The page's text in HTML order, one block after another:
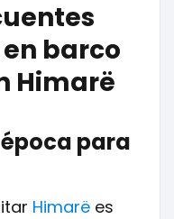
barco
Himarë
para
Himarë es